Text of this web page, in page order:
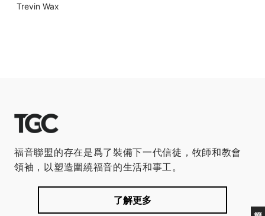
Trevin Wax
福音聯盟的存在是爲了裝備下一代信徒，牧師和教會
領袖，以塑造圍繞福音的生活和事工。
了解更多